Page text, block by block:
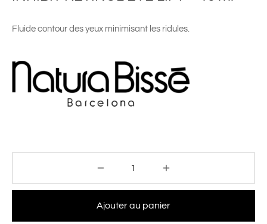
Fluide contour des yeux minimisant les ridules.
Ajouter au panier